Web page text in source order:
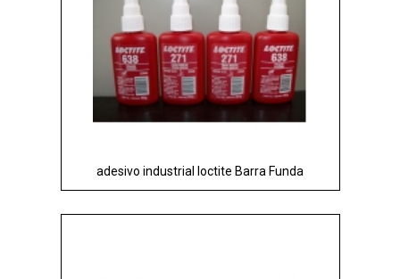
adesivo industrial loctite Barra Funda